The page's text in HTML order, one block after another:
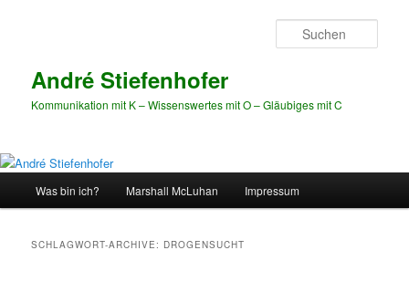
André Stiefenhofer
Kommunikation mit K – Wissenswertes mit O – Gläubiges mit C
Was bin ich? Marshall McLuhan Impressum
SCHLAGWORT-ARCHIVE: DROGENSUCHT